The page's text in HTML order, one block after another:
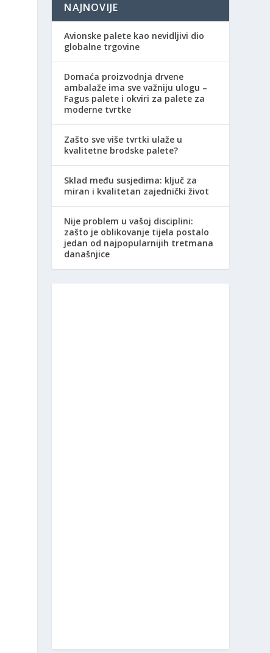
NAJNOVIJE
Avionske palete kao nevidljivi dio
globalne trgovine
Domaća proizvodnja drvene
ambalaže ima sve važniju ulogu –
Fagus palete i okviri za palete za
moderne tvrtke
Zašto sve više tvrtki ulaže u
kvalitetne brodske palete?
Sklad među susjedima: ključ za
miran i kvalitetan zajednički život
Nije problem u vašoj disciplini:
zašto je oblikovanje tijela postalo
jedan od najpopularnijih tretmana
današnjice